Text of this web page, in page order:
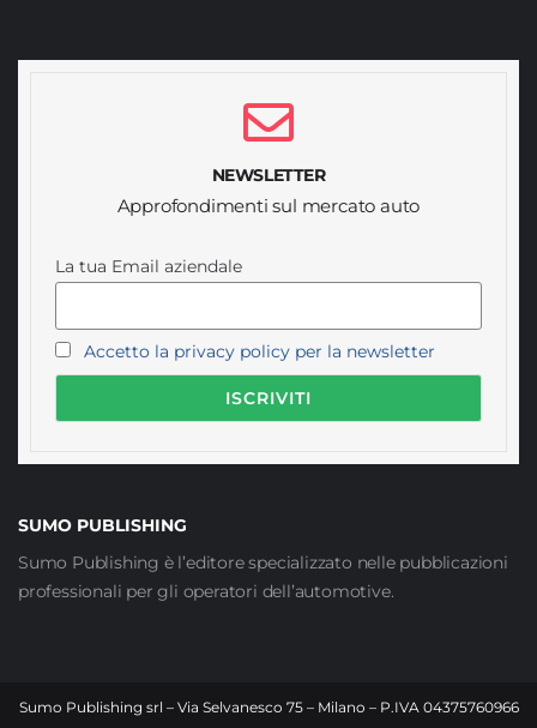
NEWSLETTER
Approfondimenti sul mercato auto
La tua Email aziendale
Accetto la privacy policy per la newsletter
SUMO PUBLISHING
Sumo Publishing è l’editore specializzato nelle pubblicazioni
professionali per gli operatori dell’automotive.
Sumo Publishing srl – Via Selvanesco 75 – Milano – P.IVA 04375760966